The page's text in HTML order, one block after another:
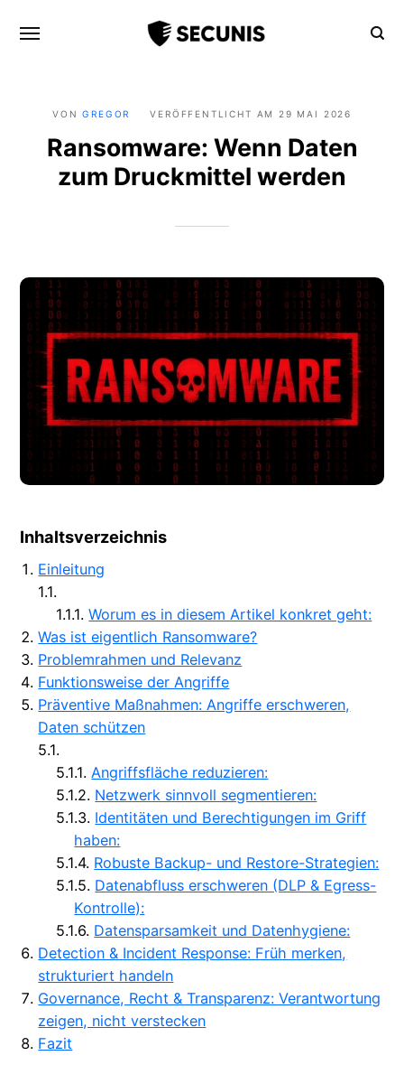
VONGREGOR VERÖFFENTLICHT AM 29 MAI 2026
Ransomware: Wenn Daten
zum Druckmittel werden
Inhaltsverzeichnis
Einleitung
Worum es in diesem Artikel konkret geht:
Was ist eigentlich Ransomware?
Problemrahmen und Relevanz
Funktionsweise der Angriffe
Präventive Maßnahmen: Angriffe erschweren,
Daten schützen
Angriffsfläche reduzieren:
Netzwerk sinnvoll segmentieren:
Identitäten und Berechtigungen im Griff
haben:
Robuste Backup- und Restore-Strategien:
Datenabfluss erschweren (DLP & Egress-
Kontrolle):
Datensparsamkeit und Datenhygiene:
Detection & Incident Response: Früh merken,
strukturiert handeln
Governance, Recht & Transparenz: Verantwortung
zeigen, nicht verstecken
Fazit
Home
Themen
Über
Kontakt